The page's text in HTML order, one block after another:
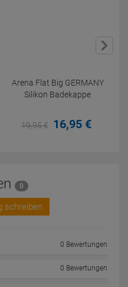
Arena Flat Big GERMANY
Silikon Badekappe
19,95€ 16,95 €
0
schreiben
0 Bewertungen
0 Bewertungen